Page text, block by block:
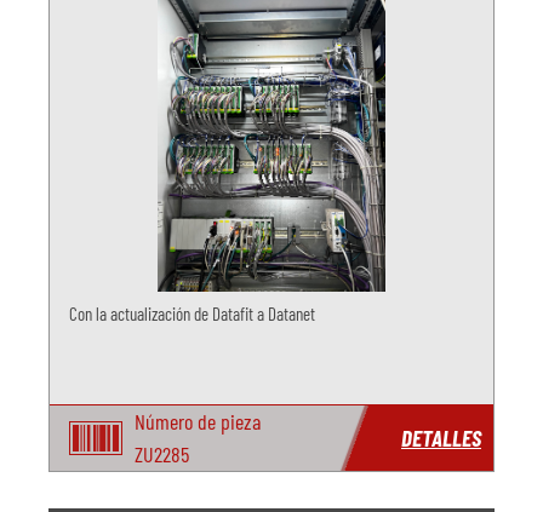
Con la actualización de Datafit a Datanet
Número de pieza
ZU2285
DETALLES